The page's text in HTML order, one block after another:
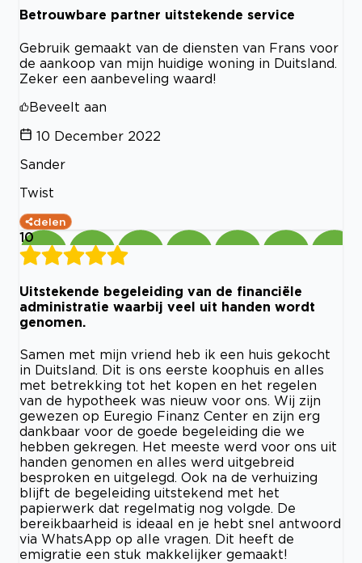
Betrouwbare partner uitstekende service
Gebruik gemaakt van de diensten van Frans voor
de aankoop van mijn huidige woning in Duitsland.
Zeker een aanbeveling waard!
Beveelt aan
10 December 2022
Sander
Twist
delen
10
Uitstekende begeleiding van de financiële
administratie waarbij veel uit handen wordt
genomen.
Samen met mijn vriend heb ik een huis gekocht
in Duitsland. Dit is ons eerste koophuis en alles
met betrekking tot het kopen en het regelen
van de hypotheek was nieuw voor ons. Wij zijn
gewezen op Euregio Finanz Center en zijn erg
dankbaar voor de goede begeleiding die we
hebben gekregen. Het meeste werd voor ons uit
handen genomen en alles werd uitgebreid
besproken en uitgelegd. Ook na de verhuizing
blijft de begeleiding uitstekend met het
papierwerk dat regelmatig nog volgde. De
bereikbaarheid is ideaal en je hebt snel antwoord
via WhatsApp op alle vragen. Dit heeft de
emigratie een stuk makkelijker gemaakt!